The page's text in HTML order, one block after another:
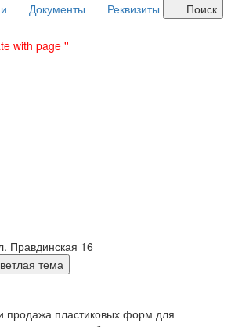
Документы Реквизиты
Поиск
with page ''
Правдинская 16
тема
продажа пластиковых форм для